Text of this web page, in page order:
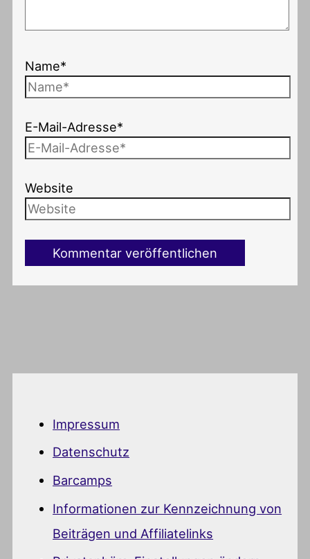
Name*
E-Mail-Adresse*
Website
Impressum
Datenschutz
Barcamps
Informationen zur Kennzeichnung von
Beiträgen und Affiliatelinks